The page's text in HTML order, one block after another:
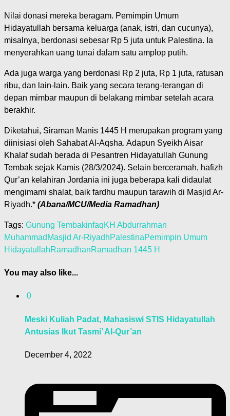
Nilai donasi mereka beragam. Pemimpin Umum
Hidayatullah bersama keluarga (anak, istri, dan cucunya),
misalnya, berdonasi sebesar Rp 5 juta untuk Palestina. Ia
menyerahkan uang tunai dalam satu amplop putih.
Ada juga warga yang berdonasi Rp 2 juta, Rp 1 juta, ratusan
ribu, dan lain-lain. Baik yang secara terang-terangan di
depan mimbar maupun di belakang mimbar setelah acara
berakhir.
Diketahui, Siraman Manis 1445 H merupakan program yang
diinisiasi oleh Sahabat Al-Aqsha. Adapun Syeikh Aisar
Khalaf sudah berada di Pesantren Hidayatullah Gunung
Tembak sejak Kamis (28/3/2024). Selain berceramah, hafizh
Qur’an kelahiran Jordania ini juga beberapa kali didaulat
mengimami shalat, baik fardhu maupun tarawih di Masjid Ar-
Riyadh.* (Abana/MCU/Media Ramadhan)
Tags: Gunung TembakinfaqKH Abdurrahman
Muhammad Masjid Ar-RiyadhPalestinaPemimpin Umum
HidayatullahRamadhanRamadhan 1445 H
You may also like...
0
Meski Kuliah Padat, Mahasiswi STIS Hidayatullah
Antusias Ikut Tasmi’ Al-Qur’an
December 4, 2022